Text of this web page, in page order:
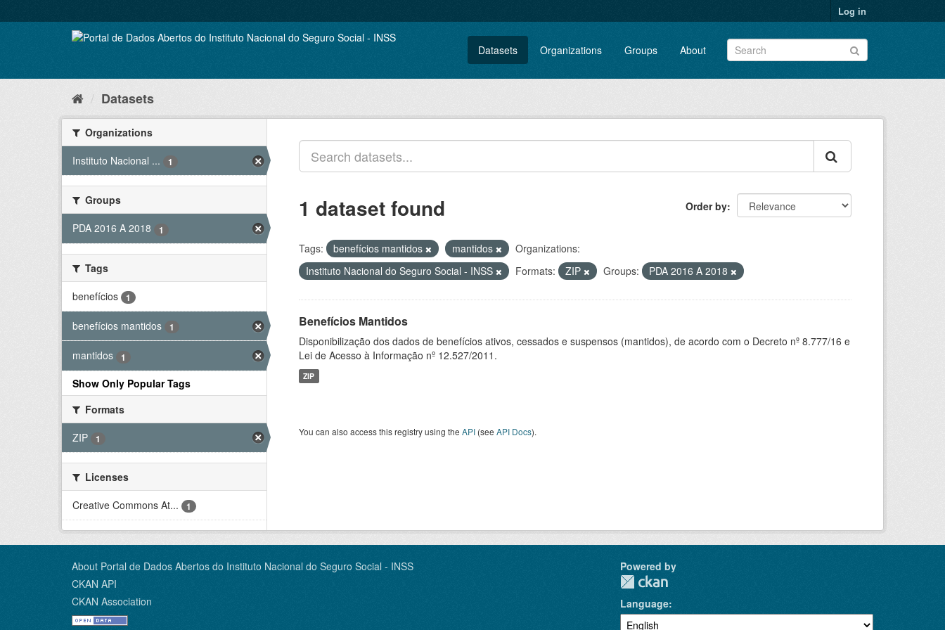
to
Log in
Datasets Organizations Groups About
Datasets
Organizations
Instituto Nacional ...
1
Groups
PDA 2016 A 2018
1
Tags
benefícios
1
benefícios mantidos 1
mantidos 1
Show Only Popular Tags
Formats
ZIP
1
Licenses
Creative Commons At...
1
Order by
1 dataset found
Tags: benefícios mantidos mantidos
Organizations:
Instituto Nacional do Seguro Social - INSS
Formats: ZIP Groups: PDA 2016 A 2018
Benefícios Mantidos
Disponibilização dos dados de benefícios ativos, cessados e suspensos (mantidos), de acordo com o Decreto nº 8.777/16 e
Lei de Acesso à Informação nº 12.527/2011.
ZIP
You can also access this registry using the API (see API Docs).
About Portal de Dados Abertos do Instituto Nacional do Seguro Social - INSS
CKAN API
CKAN Association
Powered by
Language